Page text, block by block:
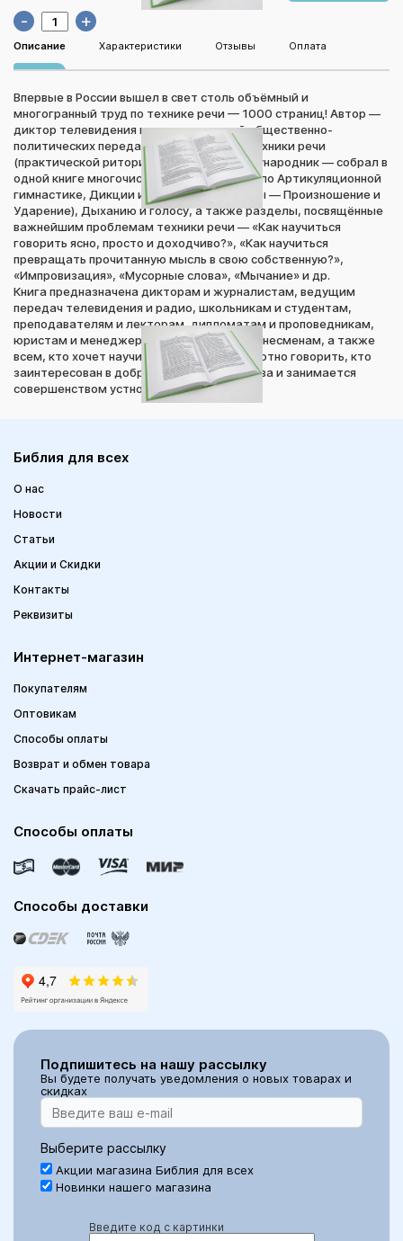
- +
Описание Характеристики Отзывы Оплата
Впервые в России вышел в свет столь объёмный и
многогранный труд по технике речи — 1000 страниц! Автор —
диктор телевидения и радио, ведущий общественно-
политических передач, преподаватель техники речи
(практической риторики) и лектор-международник — собрал в
одной книге многочисленные упражнения по Артикуляционной
гимнастике, Дикции и Орфоэпии (разделы — Произношение и
Ударение), Дыханию и голосу, а также разделы, посвящённые
важнейшим проблемам техники речи — «Как научиться
говорить ясно, просто и доходчиво?», «Как научиться
превращать прочитанную мысль в свою собственную?»,
«Импровизация», «Мусорные слова», «Мычание» и др.
Книга предназначена дикторам и журналистам, ведущим
передач телевидения и радио, школьникам и студентам,
преподавателям и лекторам, дипломатам и проповедникам,
юристам и менеджерам, политикам и бизнесменам, а также
всем, кто хочет научиться красиво и грамотно говорить, кто
заинтересован в добротном звучании слова и занимается
совершенством устной русской речи.
Библия для всех
О нас
Новости
Статьи
Акции и Скидки
Контакты
Реквизиты
Интернет-магазин
Покупателям
Оптовикам
Способы оплаты
Возврат и обмен товара
Скачать прайс-лист
Способы оплаты
Способы доставки
Подпишитесь на нашу рассылку
Вы будете получать уведомления о новых товарах и
скидках
Выберите рассылку
Акции магазина Библия для всех
Новинки нашего магазина
Введите код с картинки